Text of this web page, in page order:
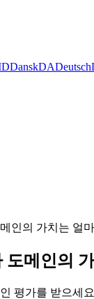
DanskDADeutsch
인의 가치는 얼
도메인의
평가를 받으세